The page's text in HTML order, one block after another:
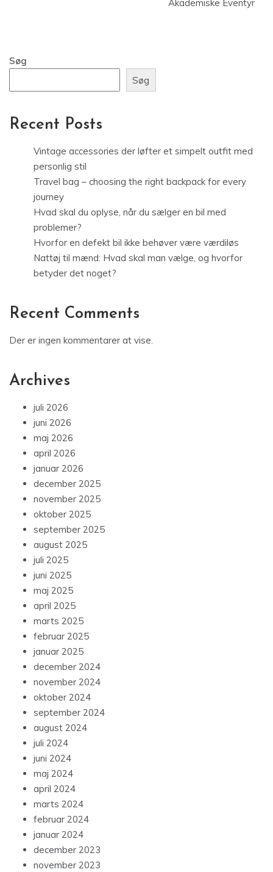
Akademiske Eventyr
Søg
Søg
Recent Posts
Vintage accessories der løfter et simpelt outfit med
personlig stil
Travel bag – choosing the right backpack for every
journey
Hvad skal du oplyse, når du sælger en bil med
problemer?
Hvorfor en defekt bil ikke behøver være værdiløs
Nattøj til mænd: Hvad skal man vælge, og hvorfor
betyder det noget?
Recent Comments
Der er ingen kommentarer at vise.
Archives
juli 2026
juni 2026
maj 2026
april 2026
januar 2026
december 2025
november 2025
oktober 2025
september 2025
august 2025
juli 2025
juni 2025
maj 2025
april 2025
marts 2025
februar 2025
januar 2025
december 2024
november 2024
oktober 2024
september 2024
august 2024
juli 2024
juni 2024
maj 2024
april 2024
marts 2024
februar 2024
januar 2024
december 2023
november 2023